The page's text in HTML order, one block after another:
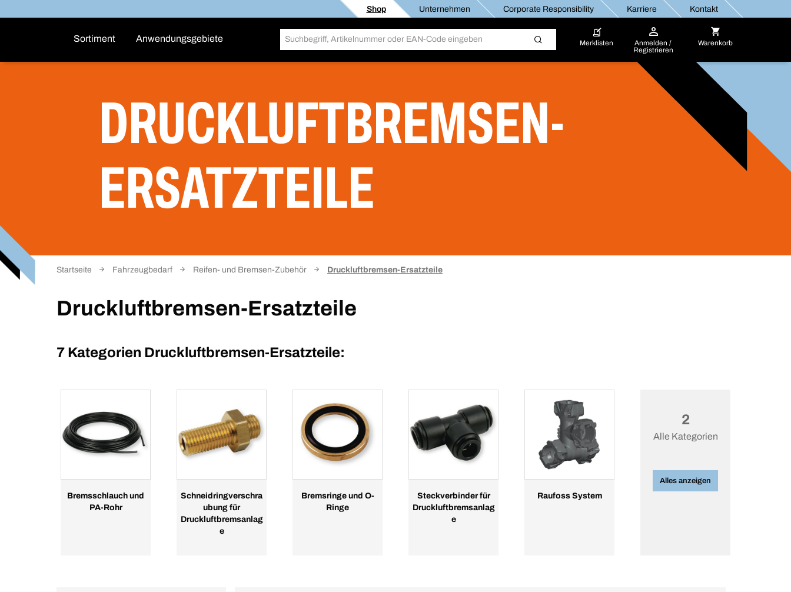
Shop Unternehmen Corporate Responsibility Karriere Kontakt
Sortiment Anwendungsgebiete Merklisten
Anmelden /
Registrieren
Warenkorb
DRUCKLUFTBREMSEN-
ERSATZTEILE
Startseite Fahrzeugbedarf Reifen- und Bremsen-Zubehör Druckluftbremsen-Ersatzteile
Druckluftbremsen-Ersatzteile
7 Kategorien Druckluftbremsen-Ersatzteile:
Bremsschlauch und
PA-Rohr
Schneidringverschra
ubung für
Druckluftbremsanlag
e
Bremsringe und O-
Ringe
Steckverbinder für
Druckluftbremsanlag
e
Raufoss System
2
Alle Kategorien
Alles anzeigen